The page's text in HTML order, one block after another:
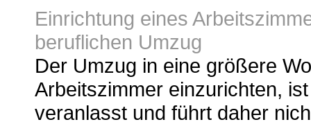
Einrichtung eines
beruflichen Umzug
Der Umzug in eine größere
Arbeitszimmer einzurichten,
veranlasst und führt daher